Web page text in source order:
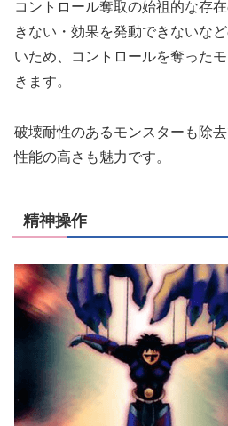
コントロール奪取の始祖的な存
きない・効果を発動できないな
いため、コントロールを奪った
きます。
破壊耐性のあるモンスターも除
性能の高さも魅力です。
精神操作